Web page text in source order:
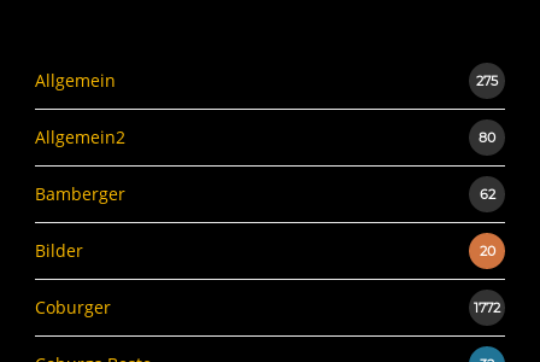
Allgemein 275
Allgemein2 80
Bamberger 62
Bilder 20
Coburger 1772